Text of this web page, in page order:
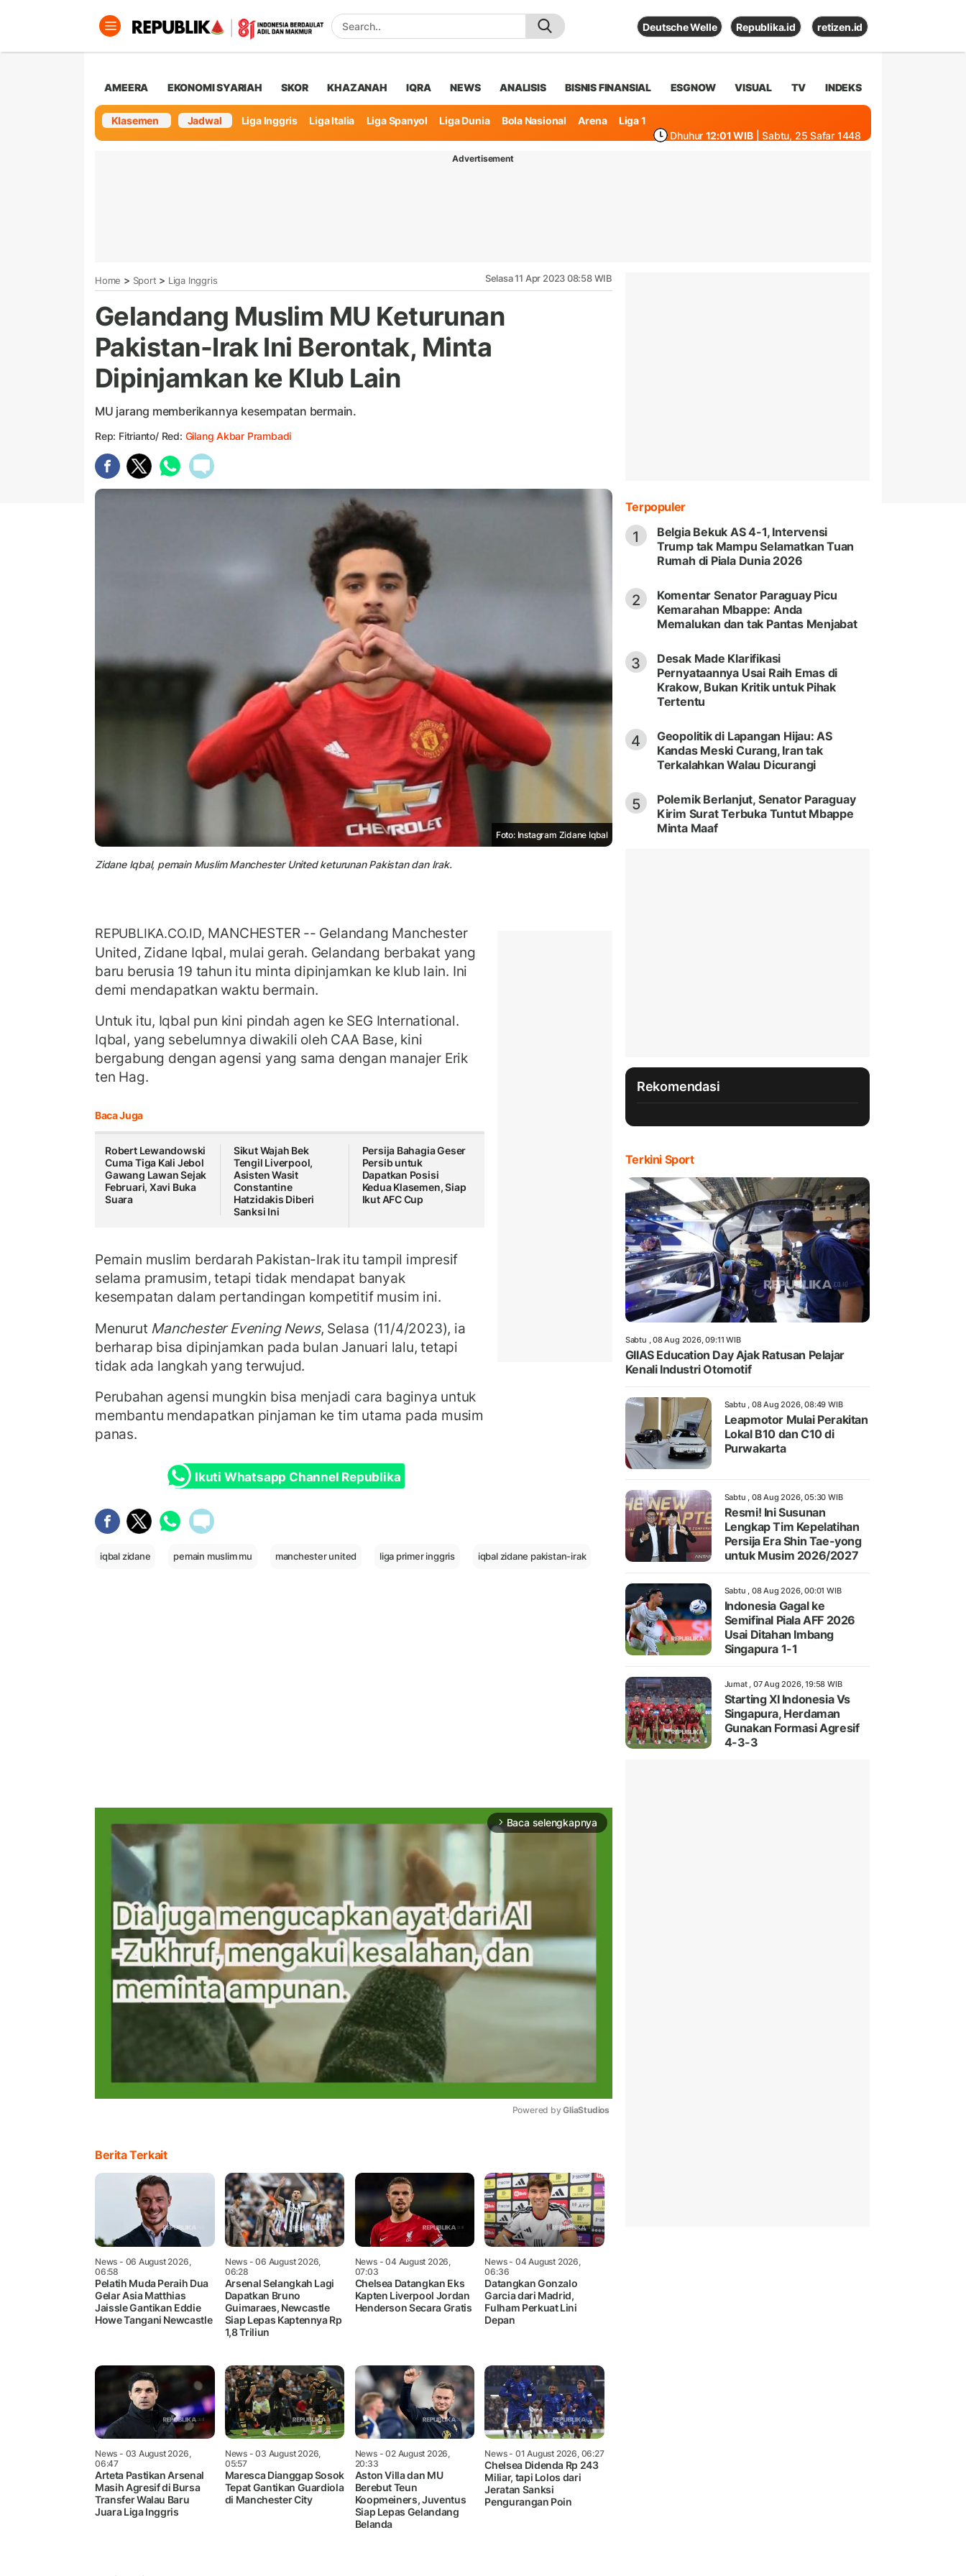
Deutsche Welle Republika.id retizen.id
AMEERA EKONOMI SYARIAH SKOR KHAZANAH IQRA NEWS ANALISIS BISNIS FINANSIAL ESGNOW VISUAL TV INDEKS
Klasemen Jadwal Liga Inggris Liga Italia Liga Spanyol Liga Dunia Bola Nasional Arena
Liga 1
Dhuhur 12:01 WIB | Sabtu, 25 Safar 1448
Advertisement
Home > Sport > Liga Inggris Selasa 11 Apr 2023 08:58 WIB
Gelandang Muslim MU Keturunan
Pakistan-Irak Ini Berontak, Minta
Dipinjamkan ke Klub Lain
MU jarang memberikannya kesempatan bermain.
Rep: Fitrianto/ Red: Gilang Akbar Prambadi
Foto: Instagram Zidane Iqbal
Zidane Iqbal, pemain Muslim Manchester United keturunan Pakistan dan Irak.
REPUBLIKA.CO.ID, MANCHESTER -- Gelandang Manchester
United, Zidane Iqbal, mulai gerah. Gelandang berbakat yang
baru berusia 19 tahun itu minta dipinjamkan ke klub lain. Ini
demi mendapatkan waktu bermain.
Untuk itu, Iqbal pun kini pindah agen ke SEG International.
Iqbal, yang sebelumnya diwakili oleh CAA Base, kini
bergabung dengan agensi yang sama dengan manajer Erik
ten Hag.
Baca Juga
Robert Lewandowski
Cuma Tiga Kali Jebol
Gawang Lawan Sejak
Februari, Xavi Buka
Suara
Sikut Wajah Bek
Tengil Liverpool,
Asisten Wasit
Constantine
Hatzidakis Diberi
Sanksi Ini
Persija Bahagia Geser
Persib untuk
Dapatkan Posisi
Kedua Klasemen, Siap
Ikut AFC Cup
Pemain muslim berdarah Pakistan-Irak itu tampil impresif
selama pramusim, tetapi tidak mendapat banyak
kesempatan dalam pertandingan kompetitif musim ini.
Menurut Manchester Evening News, Selasa (11/4/2023), ia
berharap bisa dipinjamkan pada bulan Januari lalu, tetapi
tidak ada langkah yang terwujud.
Perubahan agensi mungkin bisa menjadi cara baginya untuk
membantu mendapatkan pinjaman ke tim utama pada musim
panas.
Ikuti Whatsapp Channel Republika
iqbal zidane pemain muslim mu manchester united liga primer inggris iqbal zidane pakistan-irak
arrow_forward_ios Baca selengkapnya
Powered by GliaStudios
Berita Terkait
News - 06 August 2026,
06:58
Pelatih Muda Peraih Dua
Gelar Asia Matthias
Jaissle Gantikan Eddie
Howe Tangani Newcastle
News- 06 August 2026,
06:28
Arsenal Selangkah Lagi
Dapatkan Bruno
Guimaraes, Newcastle
Siap Lepas Kaptennya Rp
1,8 Triliun
News- 04 August 2026,
07:03
Chelsea Datangkan Eks
Kapten Liverpool Jordan
Henderson Secara Gratis
News- 04 August 2026,
06:36
Datangkan Gonzalo
Garcia dari Madrid,
Fulham Perkuat Lini
Depan
News - 03 August 2026,
06:47
Arteta Pastikan Arsenal
Masih Agresif di Bursa
Transfer Walau Baru
Juara Liga Inggris
News- 03 August 2026,
05:57
Maresca Dianggap Sosok
Tepat Gantikan Guardiola
di Manchester City
News- 02 August 2026,
20:33
Aston Villa dan MU
Berebut Teun
Koopmeiners, Juventus
Siap Lepas Gelandang
Belanda
News- 01 August 2026, 06:27
Chelsea Didenda Rp 243
Miliar, tapi Lolos dari
Jeratan Sanksi
Pengurangan Poin
Terpopuler
1
Belgia Bekuk AS 4-1, Intervensi
Trump tak Mampu Selamatkan Tuan
Rumah di Piala Dunia 2026
2
Komentar Senator Paraguay Picu
Kemarahan Mbappe: Anda
Memalukan dan tak Pantas Menjabat
3
Desak Made Klarifikasi
Pernyataannya Usai Raih Emas di
Krakow, Bukan Kritik untuk Pihak
Tertentu
4
Geopolitik di Lapangan Hijau: AS
Kandas Meski Curang, Iran tak
Terkalahkan Walau Dicurangi
5
Polemik Berlanjut, Senator Paraguay
Kirim Surat Terbuka Tuntut Mbappe
Minta Maaf
Rekomendasi
Terkini Sport
Sabtu , 08 Aug 2026, 09:11 WIB
GIIAS Education Day Ajak Ratusan Pelajar
Kenali Industri Otomotif
Sabtu , 08 Aug 2026, 08:49 WIB
Leapmotor Mulai Perakitan
Lokal B10 dan C10 di
Purwakarta
Sabtu , 08 Aug 2026, 05:30 WIB
Resmi! Ini Susunan
Lengkap Tim Kepelatihan
Persija Era Shin Tae-yong
untuk Musim 2026/2027
Sabtu , 08 Aug 2026, 00:01 WIB
Indonesia Gagal ke
Semifinal Piala AFF 2026
Usai Ditahan Imbang
Singapura 1-1
Jumat , 07 Aug 2026, 19:58 WIB
Starting XI Indonesia Vs
Singapura, Herdaman
Gunakan Formasi Agresif
4-3-3